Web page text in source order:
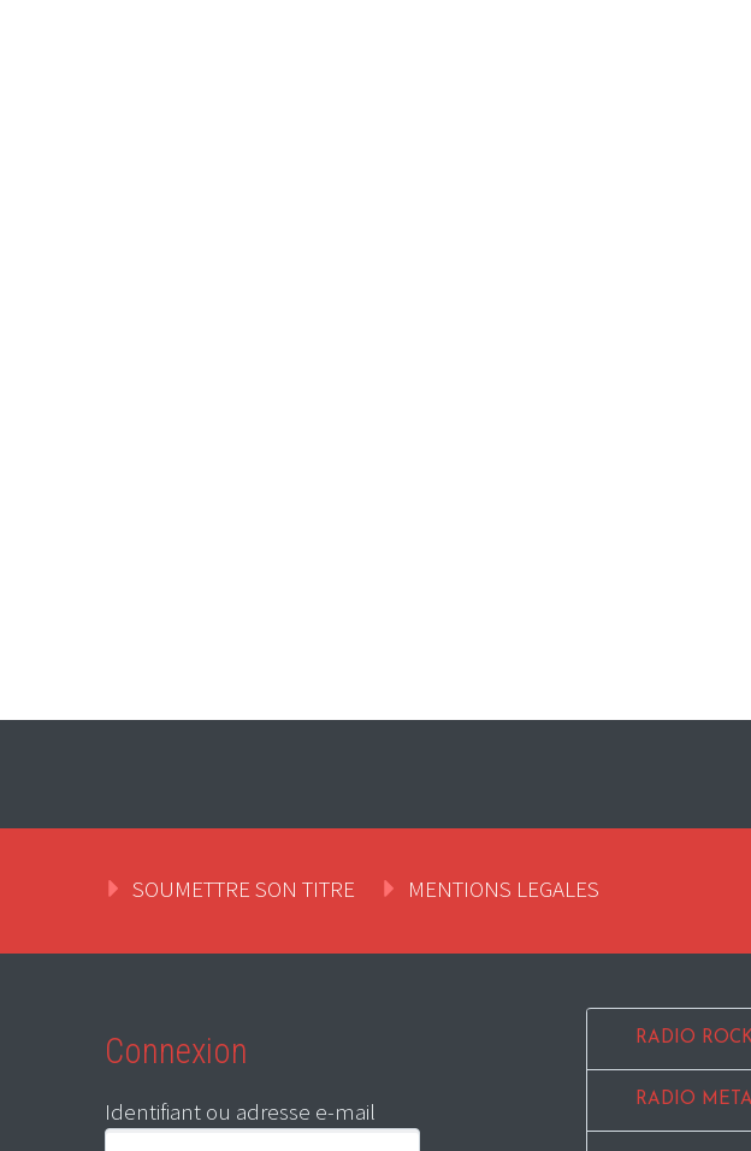
SOUMETTRE SON TITRE MENTIONS LEGALES
Connexion
Identifiant ou adresse e-mail
RADIO
RADIO